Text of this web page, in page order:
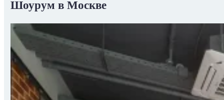
Шоурум в Москве